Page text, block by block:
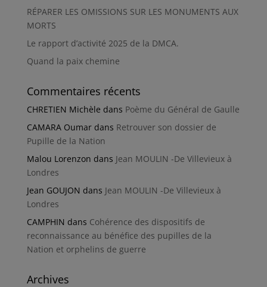
RÉPARER LES OMISSIONS SUR LES MONUMENTS AUX
MORTS
Le rapport d’activité 2025 de la DMCA.
Quand la paix chemine
Commentaires récents
CHRETIEN Michèle dans Poème du Général de Gaulle
CAMARA Oumardans Retrouver son dossier de
Pupille de la Nation
Malou Lorenzon dans Jean MOULIN -De Villevieux à
Londres
Jean GOUJON dans Jean MOULIN -De Villevieux à
Londres
CAMPHIN dans Cohérence des dispositifs de
reconnaissance au bénéfice des pupilles de la
Nation et orphelins de guerre
Archives